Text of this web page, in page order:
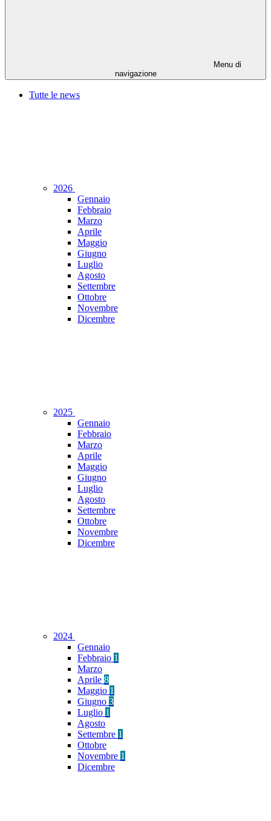
Menu di
navigazione
Tutte le news
2026
Gennaio
Febbraio
Marzo
Aprile
Maggio
Giugno
Luglio
Agosto
Settembre
Ottobre
Novembre
Dicembre
2025
Gennaio
Febbraio
Marzo
Aprile
Maggio
Giugno
Luglio
Agosto
Settembre
Ottobre
Novembre
Dicembre
2024
Gennaio
Febbraio 1
Marzo
Aprile 8
Maggio 1
Giugno 3
Luglio 1
Agosto
Settembre 1
Ottobre
Novembre 1
Dicembre